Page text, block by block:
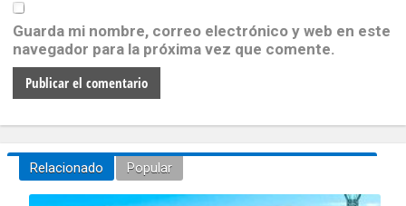
Guarda mi nombre, correo electrónico y web en este
navegador para la próxima vez que comente.
Relacionado Popular